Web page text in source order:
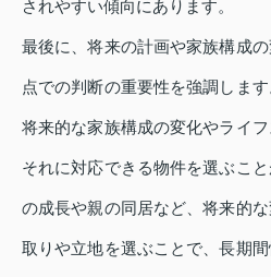
されやすい傾向にあります。
最後に、将来の計画や家族構成
点での判断の重要性を強調しま
将来的な家族構成の変化やライフ
それに対応できる物件を選ぶこ
の成長や親の同居など、将来的
取りや立地を選ぶことで、長期